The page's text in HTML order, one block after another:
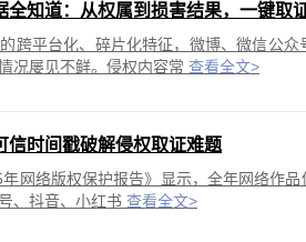
全知道：从权属到损害结果，一键取
跨平台化、碎片化特征，微博、微信公
况屡见不鲜。侵权内容常 查看全文>
信时间戳破解侵权取证难题
网络版权保护报告》显示，全年网络作
、抖音、小红书 查看全文>